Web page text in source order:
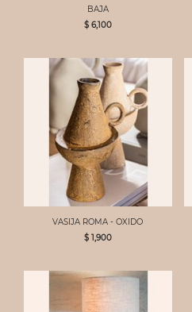
BAJA
$ 6,100
VASIJA ROMA - OXIDO
$ 1,900